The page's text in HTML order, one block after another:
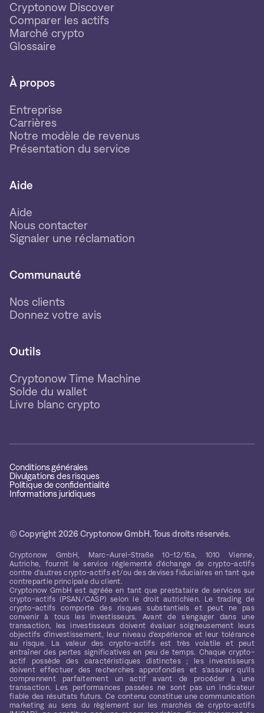
Cryptonow Discover
Comparer les actifs
Marché crypto
Glossaire
À propos
Entreprise
Carrières
Notre modèle de revenus
Présentation du service
Aide
Aide
Nous contacter
Signaler une réclamation
Communauté
Nos clients
Donnez votre avis
Outils
Cryptonow Time Machine
Solde du wallet
Livre blanc crypto
Conditions générales
Divulgations des risques
Politique de confidentialité
Informations juridiques
© Copyright 2026 Cryptonow GmbH. Tous droits réservés.
Cryptonow GmbH, Marc-Aurel-Straße 10-12/15a, 1010 Vienne,
Autriche, fournit le service réglementé d'échange de crypto-actifs
contre d'autres crypto-actifs et/ou des devises fiduciaires en tant que
contrepartie principale du client.
Cryptonow GmbH est agréée en tant que prestataire de services sur
crypto-actifs (PSAN/CASP) selon le droit autrichien. Le trading de
crypto-actifs comporte des risques substantiels et peut ne pas
convenir à tous les investisseurs. Avant de s'engager dans une
transaction, les investisseurs doivent évaluer soigneusement leurs
objectifs d'investissement, leur niveau d'expérience et leur tolérance
au risque. La valeur des crypto-actifs est très volatile et peut
entraîner des pertes significatives en peu de temps. Chaque crypto-
actif possède des caractéristiques distinctes ; les investisseurs
doivent effectuer des recherches approfondies et s'assurer qu'ils
comprennent parfaitement un actif avant de procéder à une
transaction. Les performances passées ne sont pas un indicateur
fiable des résultats futurs. Ce contenu constitue une communication
marketing au sens du règlement sur les marchés de crypto-actifs